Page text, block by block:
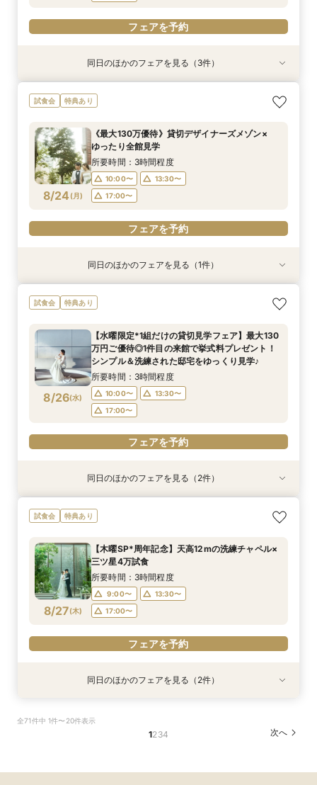
フェアを予約
特典あり
8/23(日)
【30名様以下OK】大人気の最新会場を少人数で
貸切に！全天候型のフォトジェニックなチャペル
お食事会場など最旬のミニマルウエディングを体
感
所要時間：3時間程度
17:00〜
フェアを予約
特典あり
8/23(日)
【料理重視◎】国産牛・トリュフ”五感で愉し
む”フルコース試食
9:30〜
13:30〜
17:00〜
フェアを予約
特典あり
8/23(日)
短期間でも理想が叶う◆安心サポート×豪華特典
付フェア
9:30〜
13:30〜
17:00〜
フェアを予約
同日のほかのフェアを見る（3件）
試食会 特典あり
8/24 (月)
《最大130万優待》貸切デザイナーズメゾン×
ゆったり全館見学
所要時間：3時間程度
10:00〜
13:30〜
17:00〜
フェアを予約
特典あり
8/24(月)
【30名様以下OK】大人気の最新会場を少人数で
貸切に！全天候型のフォトジェニックなチャペル
お食事会場など最旬のミニマルウエディングを体
感
所要時間：3時間程度
10:00〜
13:30〜
17:00〜
フェアを予約
同日のほかのフェアを見る（1件）
試食会 特典あり
8/26(水)
【水曜限定*1組だけの貸切見学フェア】最大130
万円ご優待◎1件目の来館で挙式料プレゼント！
シンプル＆洗練された邸宅をゆっくり見学♪
所要時間：3時間程度
10:00〜
13:30〜
17:00〜
フェアを予約
特典あり
8/26(水)
【お好きなドレス1着無料】洗練＆シンプル貸切
邸宅*上質体験
10:00〜
17:00〜
フェアを予約
特典あり
8/26(水)
【30名様まで限定特典付】アットホームな少人
数婚向け相談会
10:00〜
17:00〜
フェアを予約
同日のほかのフェアを見る（2件）
試食会 特典あり
8/27(木)
【木曜SP*周年記念】天高12mの洗練チャペル×
三ツ星4万試食
所要時間：3時間程度
9:00〜
13:30〜
17:00〜
フェアを予約
特典あり
8/27
数婚向け相談会
特典あり
8/27
モダン邸宅
同日のほかのフェアを見る（2件）
全71件中 1件〜20件表示
1234 次へ